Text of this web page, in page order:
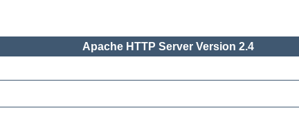
Apache HTTP Server Version 2.4